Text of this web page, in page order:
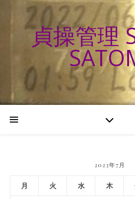
貞操管理
2023年7月
月 火 水 木